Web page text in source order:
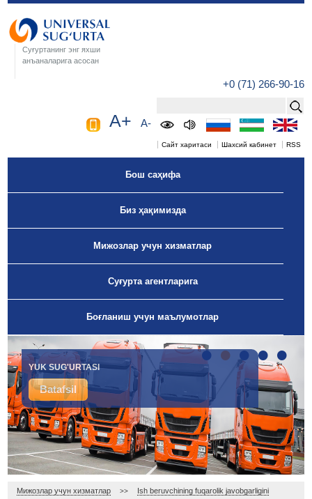
Суғуртанинг энг яхши
анъаналарига асосан
+0 (71) 266-90-16
A+ A-
Сайт харитаси Шахсий кабинет RSS
Бош саҳифа
Биз ҳақимизда
Мижозлар учун хизматлар
Суғурта агентларига
Боғланиш учун маълумотлар
IXTIYORIY TIBBIY SUG'URTA
Batafsil
YUK SUG'URTASI
Batafsil
•••••
Мижозлар учун хизматлар >>
Ish beruvchining fuqarolik javobgarligini